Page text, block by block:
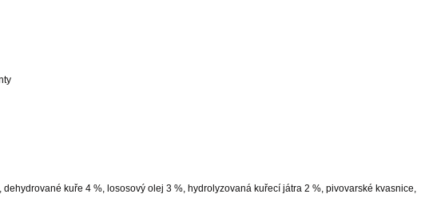
kuře 4 %, lososový olej 3 %, hydrolyzovaná kuřecí játra 2 %, pivovarské kvasnice,